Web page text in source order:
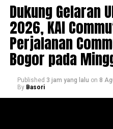
Dukung Gelaran
2026, KAI
Perjalanan
Bogor pada
Published 3 jam yang lalu on 8
By Basori